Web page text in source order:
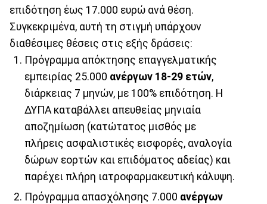
επιδότηση έως 17.000 ευρώ ανά θέση.
Συγκεκριμένα, αυτή τη στιγμή υπάρχουν
διαθέσιμες θέσεις στις εξής δράσεις:
Πρόγραμμα απόκτησης επαγγελματικής
εμπειρίας 25.000 ανέργων 18-29 ετών,
διάρκειας 7 μηνών, με 100% επιδότηση. Η
ΔΥΠΑ καταβάλλει απευθείας μηνιαία
αποζημίωση (κατώτατος μισθός με
πλήρεις ασφαλιστικές εισφορές, αναλογία
δώρων εορτών και επιδόματος αδείας) και
παρέχει πλήρη ιατροφαρμακευτική κάλυψη.
Πρόγραμμα απασχόλησης 7.000 ανέργων